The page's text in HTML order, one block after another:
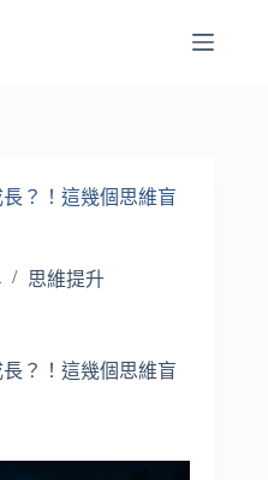
？！這幾個思維盲
思維提升
？！這幾個思維盲